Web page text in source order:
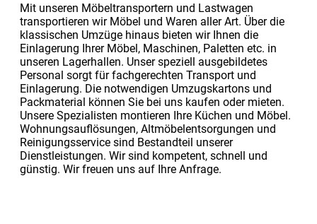
Mit unseren Möbeltransportern und Lastwagen
transportieren wir Möbel und Waren aller Art. Über die
klassischen Umzüge hinaus bieten wir Ihnen die
Einlagerung Ihrer Möbel, Maschinen, Paletten etc. in
unseren Lagerhallen. Unser speziell ausgebildetes
Personal sorgt für fachgerechten Transport und
Einlagerung. Die notwendigen Umzugskartons und
Packmaterial können Sie bei uns kaufen oder mieten.
Unsere Spezialisten montieren Ihre Küchen und Möbel.
Wohnungsauflösungen, Altmöbelentsorgungen und
Reinigungsservice sind Bestandteil unserer
Dienstleistungen. Wir sind kompetent, schnell und
günstig. Wir freuen uns auf Ihre Anfrage.